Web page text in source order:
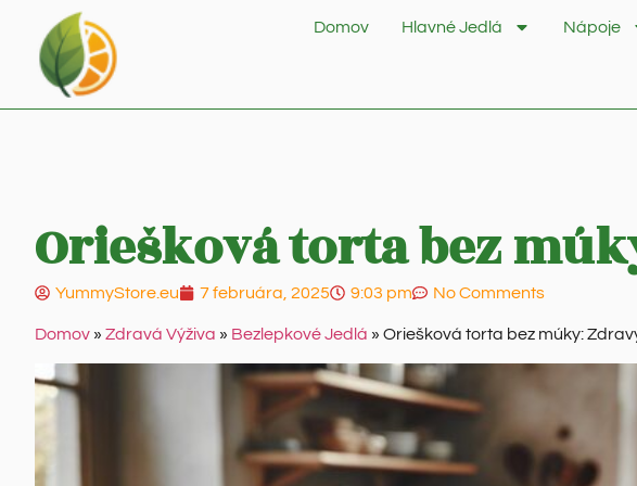
Domov Hlavné Jedlá Nápoje
Oriešková torta bez
YummyStore.eu 7 februára, 2025 9:03 pm No Comments
Domov » Zdravá Výživa » Bezlepkové Jedlá » Oriešková torta bez múky: